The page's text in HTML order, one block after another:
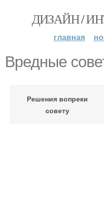
ДИЗАЙН /
главная
Вредные
Решения вопреки
совету